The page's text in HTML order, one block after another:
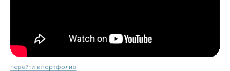
перейти в портфолио